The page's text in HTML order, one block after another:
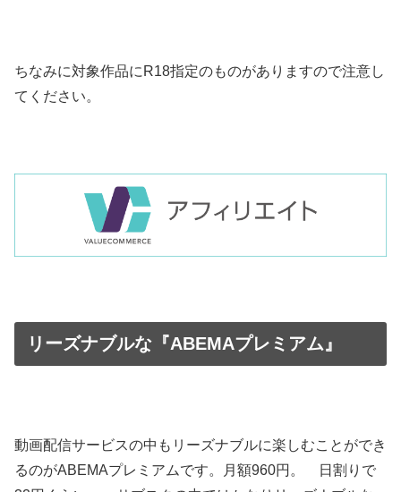
ちなみに対象作品にR18指定のものがありますので注意し
てください。
リーズナブルな『ABEMAプレミアム』
動画配信サービスの中もリーズナブルに楽しむことができ
るのがABEMAプレミアムです。月額960円。 日割りで